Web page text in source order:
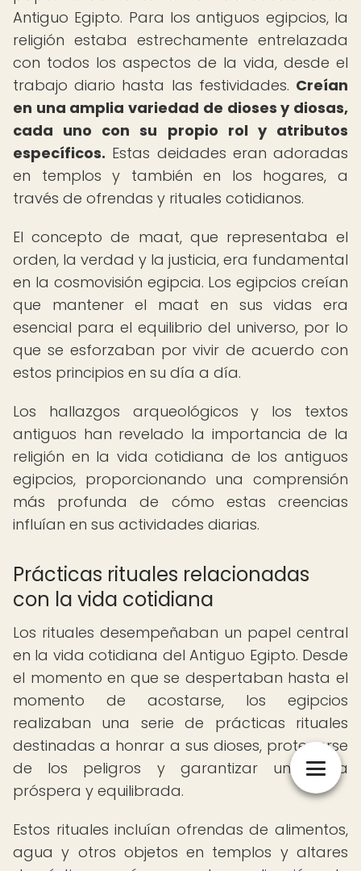
Antiguo Egipto. Para los antiguos egipcios, la
religión estaba estrechamente entrelazada
con todos los aspectos de la vida, desde el
trabajo diario hasta las festividades. Creían
en una amplia variedad de dioses y diosas,
cada uno con su propio rol y atributos
específicos. Estas deidades eran adoradas
en templos y también en los hogares, a
través de ofrendas y rituales cotidianos.
El concepto de maat, que representaba el
orden, la verdad y la justicia, era fundamental
en la cosmovisión egipcia. Los egipcios creían
que mantener el maat en sus vidas era
esencial para el equilibrio del universo, por lo
que se esforzaban por vivir de acuerdo con
estos principios en su día a día.
Los hallazgos arqueológicos y los textos
antiguos han revelado la importancia de la
religión en la vida cotidiana de los antiguos
egipcios, proporcionando una comprensión
más profunda de cómo estas creencias
influían en sus actividades diarias.
Prácticas rituales relacionadas
con la vida cotidiana
Los rituales desempeñaban un papel central
en la vida cotidiana del Antiguo Egipto. Desde
el momento en que se despertaban hasta el
momento de acostarse, los egipcios
realizaban una serie de prácticas rituales
destinadas a honrar a sus dioses, protegerse
de los peligros y garantizar una vida
próspera y equilibrada.
Estos rituales incluían ofrendas de alimentos,
agua y otros objetos en templos y altares